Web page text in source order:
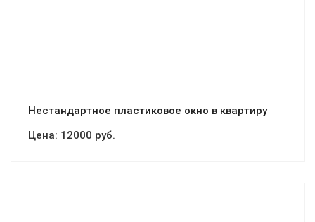
Нестандартное пластиковое окно в квартиру
Цена: 12000 руб.